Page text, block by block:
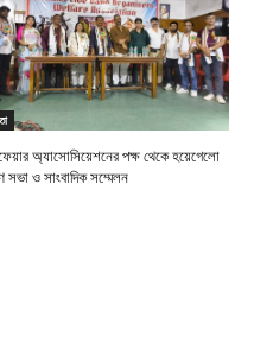
অ্যাসোসিয়েশনের পক্ষ থেকে হয়েগেলো
সভা ও সাংবাদিক সম্মেলন